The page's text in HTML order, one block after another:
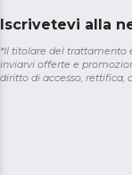
Iscrivetevi alla
*Il titolare del trattamento
inviarvi offerte e
diritto di accesso, rettifica,